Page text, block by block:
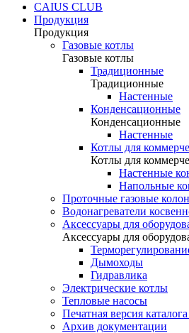
CAIUS CLUB
Продукция
Продукция
Газовые котлы
Газовые котлы
Традиционные
Традиционные
Настенные
Конденсационные
Конденсационные
Настенные
Котлы для
Котлы для
Настенные
Напольные
Проточные газовые
Водонагреватели
Аксессуары для
Аксессуары для
Дымоходы
Гидравлика
Электрические котлы
Тепловые насосы
Печатная версия
Архив документации